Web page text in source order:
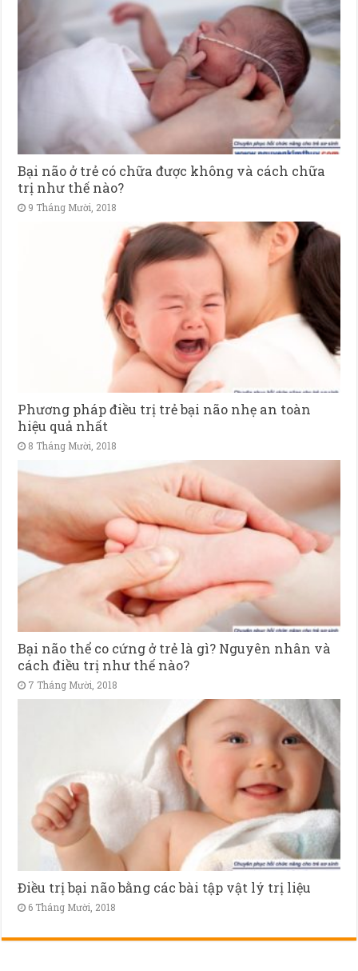
Bại não ở trẻ có chữa được không và cách chữa
trị như thế nào?
9 Tháng Mười, 2018
Phương pháp điều trị trẻ bại não nhẹ an toàn
hiệu quả nhất
8 Tháng Mười, 2018
Bại não thể co cứng ở trẻ là gì? Nguyên nhân và
cách điều trị như thế nào?
7 Tháng Mười, 2018
Điều trị bại não bằng các bài tập vật lý trị liệu
6 Tháng Mười, 2018